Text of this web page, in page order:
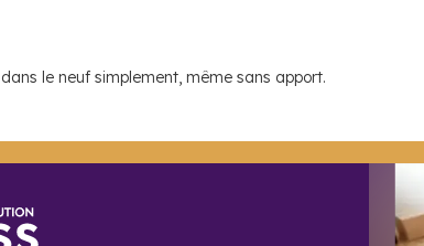
le neuf simplement, même sans apport.